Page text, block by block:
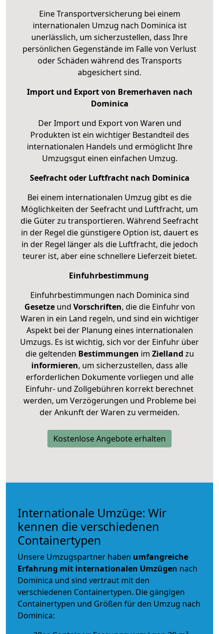
Eine Transportversicherung bei einem
internationalen Umzug nach Dominica ist
unerlässlich, um sicherzustellen, dass Ihre
persönlichen Gegenstände im Falle von Verlust
oder Schäden während des Transports
abgesichert sind.
Import und Export von Bremerhaven nach
Dominica
Der Import und Export von Waren und
Produkten ist ein wichtiger Bestandteil des
internationalen Handels und ermöglicht Ihre
Umzugsgut einen einfachen Umzug.
Seefracht oder Luftfracht nach Dominica
Bei einem internationalen Umzug gibt es die
Möglichkeiten der Seefracht und Luftfracht, um
die Güter zu transportieren. Während Seefracht
in der Regel die günstigere Option ist, dauert es
in der Regel länger als die Luftfracht, die jedoch
teurer ist, aber eine schnellere Lieferzeit bietet.
Einfuhrbestimmung
Einfuhrbestimmungen nach Dominica sind
Gesetzeund Vorschriften, die die Einfuhr von
Waren in ein Land regeln, und sind ein wichtiger
Aspekt bei der Planung eines internationalen
Umzugs. Es ist wichtig, sich vor der Einfuhr über
die geltenden Bestimmungen im Zielland zu
informieren, um sicherzustellen, dass alle
erforderlichen Dokumente vorliegen und alle
Einfuhr- und Zollgebühren korrekt berechnet
werden, um Verzögerungen und Probleme bei
der Ankunft der Waren zu vermeiden.
Kostenlose Angebote erhalten
Internationale Umzüge: Wir
kennen die verschiedenen
Containertypen
Unsere Umzugspartner haben umfangreiche
Erfahrung mit internationalen Umzügen nach
Dominica und sind vertraut mit den
verschiedenen Containertypen. Die gängigen
Containertypen und Größen für den Umzug nach
Dominica: